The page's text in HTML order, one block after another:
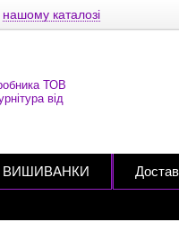
нашому каталозі
ВИШИВАНКИ